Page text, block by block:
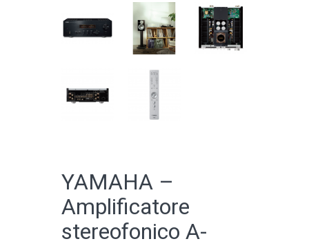
YAMAHA –
Amplificatore
stereofonico A-